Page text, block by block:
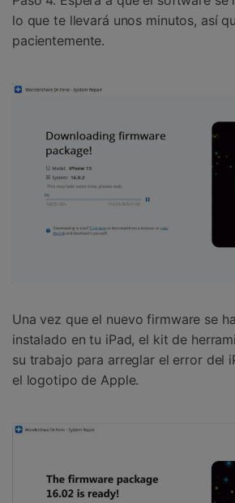
lo que te llevará unos minutos, así
pacientemente.
Una vez que el nuevo firmware se
instalado en tu iPad, el kit de
su trabajo para arreglar el error del
el logotipo de Apple.